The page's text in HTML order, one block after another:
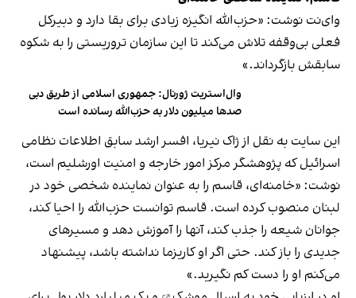
وای‌نت نوشت: «حزب‌الله انگیزه زیادی برای بقا دارد و دبیرکل
فعلی بی‌وقفه تلاش می‌کند تا این سازمان تروریستی را به شکوه
سابقش بازگرداند.»
وال‌استریت ژورنال: جمهوری اسلامی از طریق دبی
صدها میلیون دلار به حزب‌الله رسانده است
این سایت به نقل از ژاک نیریا، افسر ارشد سابق اطلاعات نظامی
اسرائیل که پژوهشگر مرکز امور خارجه و امنیت اورشلیم است،
نوشت: «خامنه‌ای، قاسم را به عنوان نماینده شخصی خود در
لبنان منصوب کرده است. قاسم توانست حزب‌الله را احیا کند،
جوانان شیعه را جذب کند، آنها را آموزش دهد و مسیرهای
جدیدی را باز کند. حتی اگر او کاریزما نداشته باشد، پیشنهاد
می‌کنم او را دست کم نگیرید.»